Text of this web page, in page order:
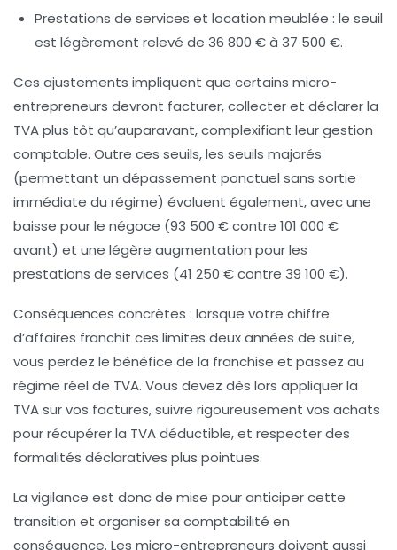
Prestations de services et location meublée : le seuil
est légèrement relevé de 36 800 € à 37 500 €.
Ces ajustements impliquent que certains micro-
entrepreneurs devront facturer, collecter et déclarer la
TVA plus tôt qu’auparavant, complexifiant leur gestion
comptable. Outre ces seuils, les seuils majorés
(permettant un dépassement ponctuel sans sortie
immédiate du régime) évoluent également, avec une
baisse pour le négoce (93 500 € contre 101 000 €
avant) et une légère augmentation pour les
prestations de services (41 250 € contre 39 100 €).
Conséquences concrètes : lorsque votre chiffre
d’affaires franchit ces limites deux années de suite,
vous perdez le bénéfice de la franchise et passez au
régime réel de TVA. Vous devez dès lors appliquer la
TVA sur vos factures, suivre rigoureusement vos achats
pour récupérer la TVA déductible, et respecter des
formalités déclaratives plus pointues.
La vigilance est donc de mise pour anticiper cette
transition et organiser sa comptabilité en
conséquence. Les micro-entrepreneurs doivent aussi